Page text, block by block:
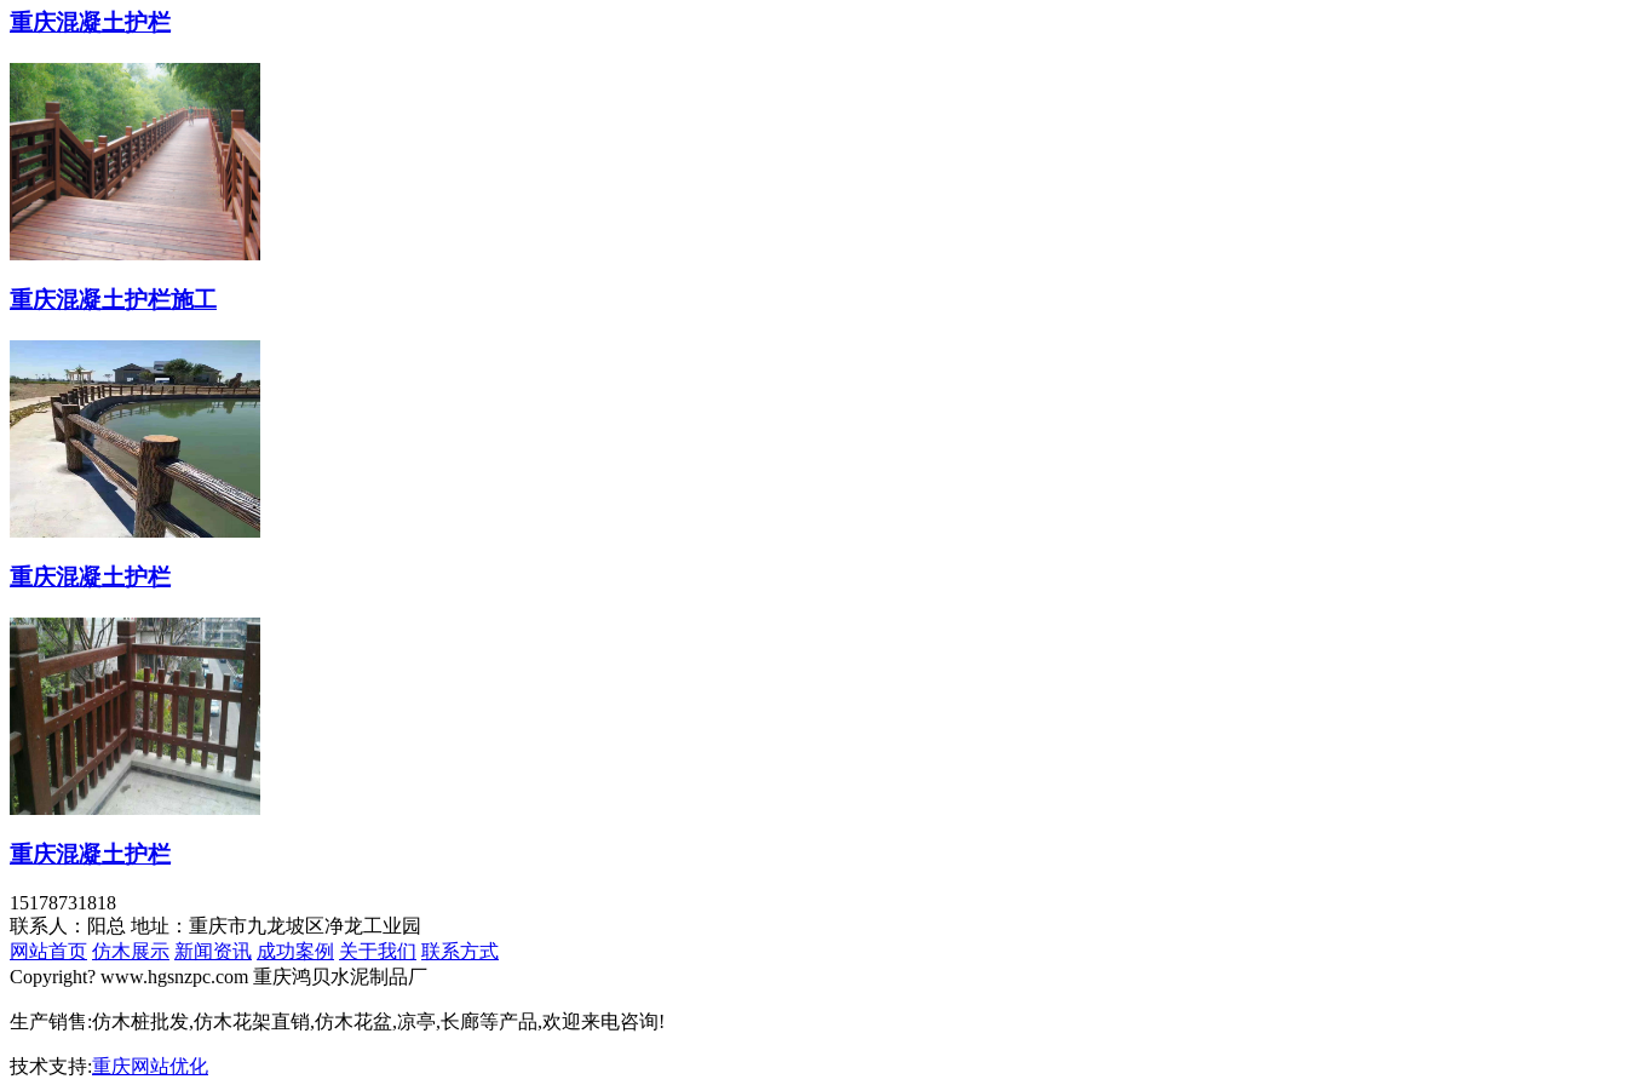
重庆混凝土护栏
重庆混凝土护栏施工
重庆混凝土护栏
重庆混凝土护栏
15178731818
联系人：阳总 地址：重庆市九龙坡区净龙工业园
网站首页 仿木展示 新闻资讯 成功案例 关于我们 联系方式
Copyright? www.hgsnzpc.com 重庆鸿贝水泥制品厂
生产销售:仿木桩批发,仿木花架直销,仿木花盆,凉亭,长廊等产品,欢迎来电咨询!
技术支持:重庆网站优化